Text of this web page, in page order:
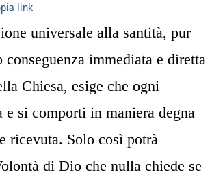
link
universale alla santità, pur
conseguenza immediata e diretta
Chiesa, esige che ogni
e si comporti in maniera degna
ricevuta. Solo così potrà
di Dio che nulla chiede se